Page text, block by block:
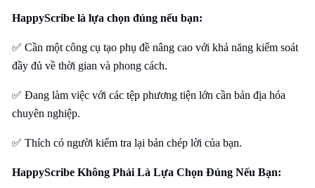
HappyScribe là lựa chọn đúng nếu bạn:
✅ Cần một công cụ tạo phụ đề nâng cao với khả năng kiểm soát
đầy đủ về thời gian và phong cách.
✅ Đang làm việc với các tệp phương tiện lớn cần bản địa hóa
chuyên nghiệp.
✅ Thích có người kiểm tra lại bản chép lời của bạn.
HappyScribe Không Phải Là Lựa Chọn Đúng Nếu Bạn: